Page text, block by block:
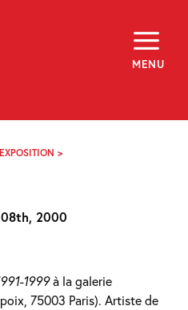
MENU
EXPOSITION >
2000
1999à la galerie
75003 Paris). Artiste de